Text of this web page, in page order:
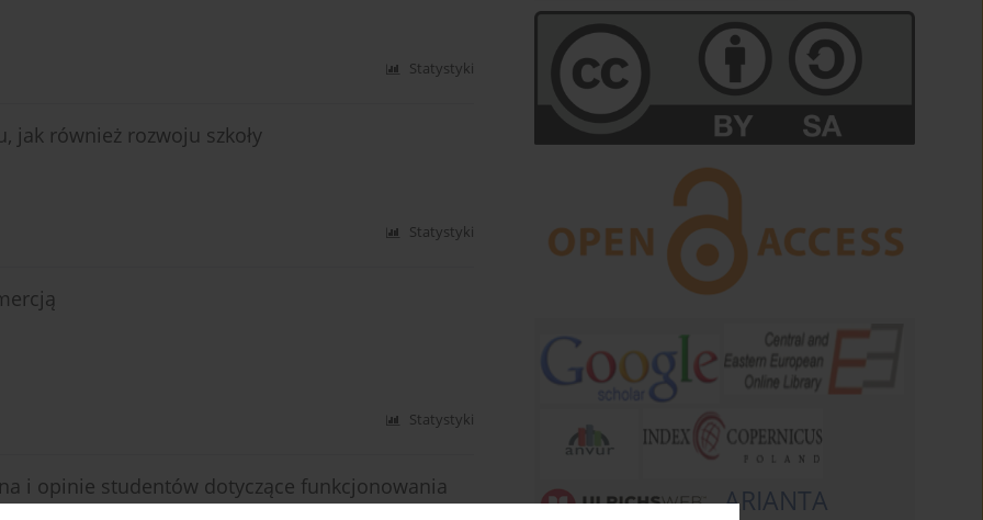
Statystyki
jak również rozwoju szkoły
Statystyki
Statystyki
i opinie studentów dotyczące funkcjonowania
ARIANTA